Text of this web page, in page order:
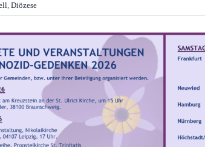
, Diözese